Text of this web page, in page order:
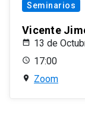
Seminarios
Vicente
13 de
17:00
Zoom